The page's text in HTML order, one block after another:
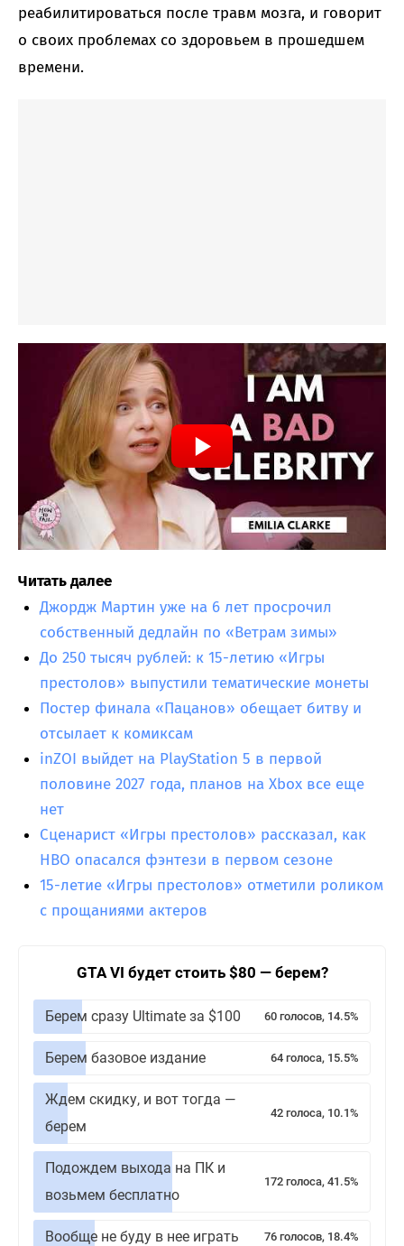
реабилитироваться после травм мозга, и говорит
о своих проблемах со здоровьем в прошедшем
времени.
Читать далее
Джордж Мартин уже на 6 лет просрочил
собственный дедлайн по «Ветрам зимы»
До 250 тысяч рублей: к 15-летию «Игры
престолов» выпустили тематические монеты
Постер финала «Пацанов» обещает битву и
отсылает к комиксам
inZOI выйдет на PlayStation 5 в первой
половине 2027 года, планов на Xbox все еще
нет
Сценарист «Игры престолов» рассказал, как
HBO опасался фэнтези в первом сезоне
15-летие «Игры престолов» отметили роликом
с прощаниями актеров
GTA VI будет стоить $80 — берем?
Берем сразу Ultimate за $100 60 голосов, 14.5%
Берем базовое издание 64 голоса, 15.5%
Ждем скидку, и вот тогда —
берем
42 голоса, 10.1%
Подождем выхода на ПК и
возьмем бесплатно
172 голоса, 41.5%
Вообще не буду в нее играть 76 голосов, 18.4%